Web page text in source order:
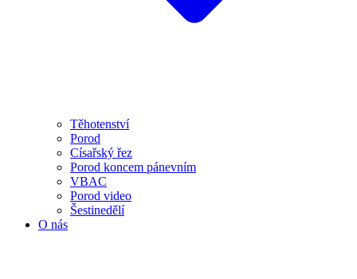
Těhotenství
Porod
Císařský řez
Porod koncem pánevním
VBAC
Porod video
Šestinedělí
O nás